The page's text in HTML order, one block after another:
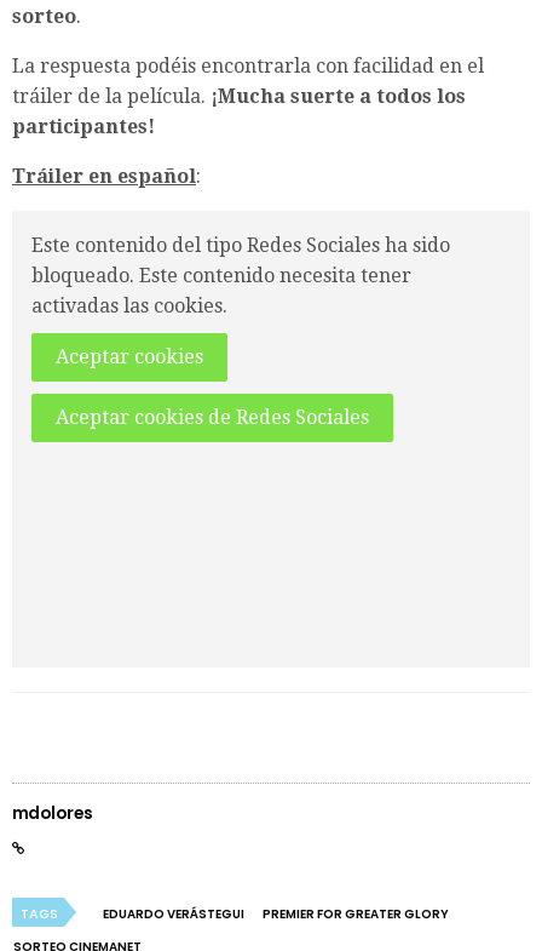
sorteo.
La respuesta podéis encontrarla con facilidad en el
tráiler de la película. ¡Mucha suerte a todos los
participantes!
Tráiler en español:
Este contenido del tipo Redes Sociales ha sido
bloqueado. Este contenido necesita tener
activadas las cookies.
Aceptar cookies
Aceptar cookies de Redes Sociales
mdolores
TAGS EDUARDO VERÁSTEGUI
PREMIER FOR GREATER GLORY
SORTEO CINEMANET